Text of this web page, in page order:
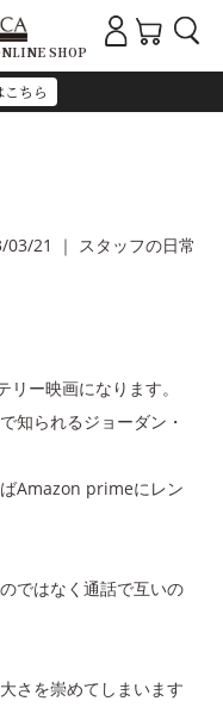
ちら
SHOP
03/21 ｜ スタッフの日常
ー映画になります。
知られるジョーダン・
Amazon primeにレン
ではなく通話で互いの
さを崇めてしまいます